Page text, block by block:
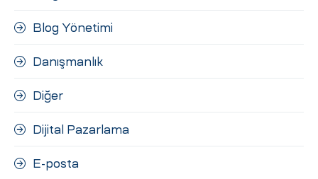
Blog Yönetimi
Danışmanlık
Diğer
Dijital Pazarlama
E-posta